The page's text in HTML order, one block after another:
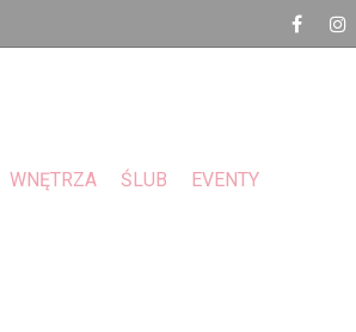
WNĘTRZA ŚLUB EVENTY